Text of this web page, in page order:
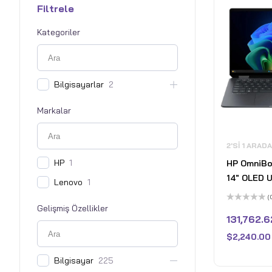
Filtrele
Kategoriler
Bilgisayarlar 2
Markalar
HP 1
Lenovo 1
Gelişmiş Özellikler
Bilgisayar 225
2'SI 1
HP
14" OLED
- Intel Arc
16GB
üzerinden
0
aldı
$2,240.00